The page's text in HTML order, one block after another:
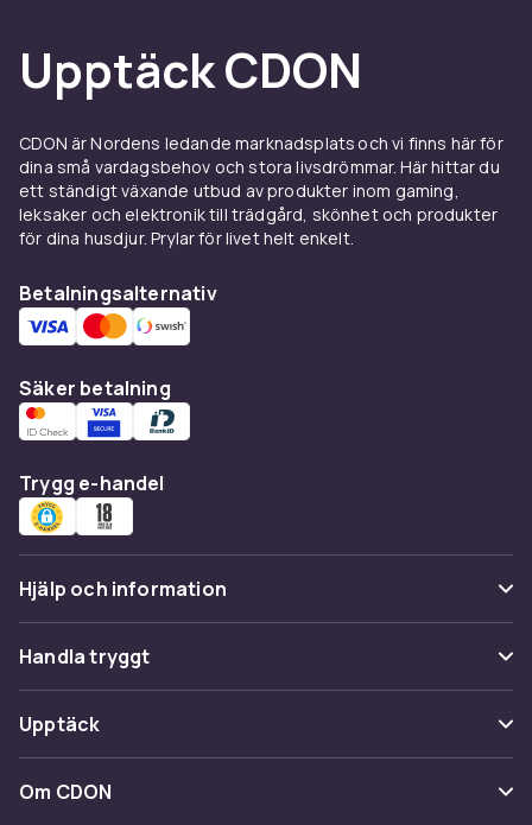
Upptäck CDON
CDON är Nordens ledande marknadsplats och vi finns här för
dina små vardagsbehov och stora livsdrömmar. Här hittar du
ett ständigt växande utbud av produkter inom gaming,
leksaker och elektronik till trädgård, skönhet och produkter
för dina husdjur. Prylar för livet helt enkelt.
Betalningsalternativ
Säker betalning
Trygg e-handel
Hjälp och information
Vanliga frågor
Spåra paket
Ångra & Returnera här
Kundservice
Handla tryggt
Betalning
Leverans
Upptäck
Kategorier
Om CDON